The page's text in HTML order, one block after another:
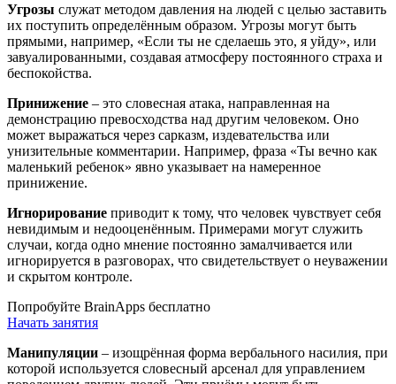
Угрозы служат методом давления на людей с целью заставить
их поступить определённым образом. Угрозы могут быть
прямыми, например, «Если ты не сделаешь это, я уйду», или
завуалированными, создавая атмосферу постоянного страха и
беспокойства.
Принижение – это словесная атака, направленная на
демонстрацию превосходства над другим человеком. Оно
может выражаться через сарказм, издевательства или
унизительные комментарии. Например, фраза «Ты вечно как
маленький ребенок» явно указывает на намеренное
принижение.
Игнорирование приводит к тому, что человек чувствует себя
невидимым и недооценённым. Примерами могут служить
случаи, когда одно мнение постоянно замалчивается или
игнорируется в разговорах, что свидетельствует о неуважении
и скрытом контроле.
Попробуйте BrainApps бесплатно
Начать занятия
Манипуляции – изощрённая форма вербального насилия, при
которой используется словесный арсенал для управлением